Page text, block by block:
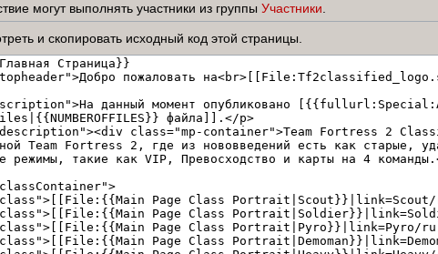
могут выполнять участники из группы Участники.
и скопировать исходный код этой страницы.